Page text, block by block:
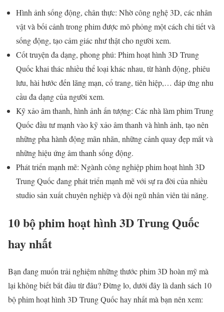
Hình ảnh sống động, chân thực: Nhờ công nghệ 3D, các nhân
vật và bối cảnh trong phim được mô phỏng một cách chi tiết và
sống động, tạo cảm giác như thật cho người xem.
Cốt truyện đa dạng, phong phú: Phim hoạt hình 3D Trung
Quốc khai thác nhiều thể loại khác nhau, từ hành động, phiêu
lưu, hài hước đến lãng mạn, cổ trang, tiên hiệp,… đáp ứng nhu
cầu đa dạng của người xem.
Kỹ xảo âm thanh, hình ảnh ấn tượng: Các nhà làm phim Trung
Quốc đầu tư mạnh vào kỹ xảo âm thanh và hình ảnh, tạo nên
những pha hành động mãn nhãn, những cảnh quay đẹp mắt và
những hiệu ứng âm thanh sống động.
Phát triển mạnh mẽ: Ngành công nghiệp phim hoạt hình 3D
Trung Quốc đang phát triển mạnh mẽ với sự ra đời của nhiều
studio sản xuất chuyên nghiệp và đội ngũ nhân viên tài năng.
10 bộ phim hoạt hình 3D Trung Quốc
hay nhất
Bạn đang muốn trải nghiệm những thước phim 3D hoàn mỹ mà
lại không biết bắt đầu từ đâu? Đừng lo, dưới đây là danh sách 10
bộ phim hoạt hình 3D Trung Quốc hay nhất mà bạn nên xem: